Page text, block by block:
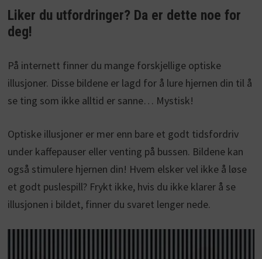
Liker du utfordringer? Da er dette noe for
deg!
På internett finner du mange forskjellige optiske
illusjoner. Disse bildene er lagd for å lure hjernen din til å
se ting som ikke alltid er sanne… Mystisk!
Optiske illusjoner er mer enn bare et godt tidsfordriv
under kaffepauser eller venting på bussen. Bildene kan
også stimulere hjernen din! Hvem elsker vel ikke å løse
et godt puslespill? Frykt ikke, hvis du ikke klarer å se
illusjonen i bildet, finner du svaret lenger nede.